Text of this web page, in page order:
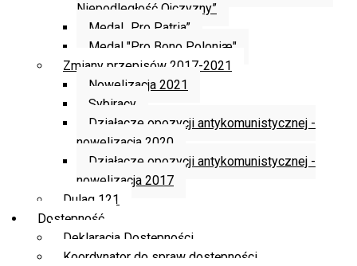
Niepodległość Ojczyzny”
Medal „Pro Patria”
Medal "Pro Bono Poloniæ"
Zmiany przepisów 2017-2021
Nowelizacja 2021
Sybiracy
Działacze opozycji antykomunistycznej -
nowelizacja 2020
Działacze opozycji antykomunistycznej -
nowelizacja 2017
Dulag 121
Dostępność
Deklaracja Dostępności
Koordynator do spraw dostępności